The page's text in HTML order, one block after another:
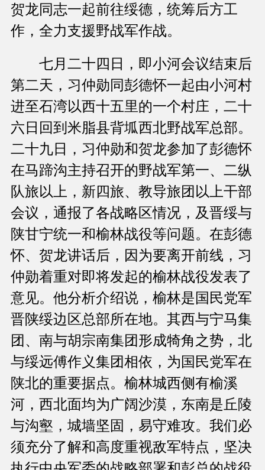
贺龙同志一起前往绥德，统筹后方工
作，全力支援野战军作战。
七月二十四日，即小河会议结束后
第二天，习仲勋同彭德怀一起由小河村
进至石湾以西十五里的一个村庄，二十
六日回到米脂县背坬西北野战军总部。
二十九日，习仲勋和贺龙参加了彭德怀
在马蹄沟主持召开的野战军第一、二纵
队旅以上，新四旅、教导旅团以上干部
会议，通报了各战略区情况，及晋绥与
陕甘宁统一和榆林战役等问题。在彭德
怀、贺龙讲话后，因为要离开前线，习
仲勋着重对即将发起的榆林战役发表了
意见。他分析介绍说，榆林是国民党军
晋陕绥边区总部所在地。其西与宁马集
团、南与胡宗南集团形成犄角之势，北
与绥远傅作义集团相依，为国民党军在
陕北的重要据点。榆林城西侧有榆溪
河，西北面均为广阔沙漠，东南是丘陵
与沟壑，城墙坚固，易守难攻。我们必
须充分了解和高度重视敌军特点，坚决